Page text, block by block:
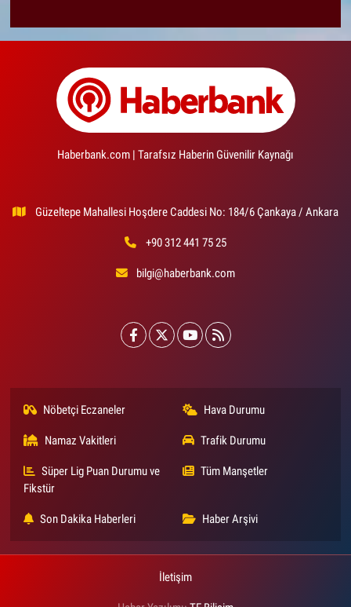
Haberbank.com | Tarafsız Haberin Güvenilir Kaynağı
Güzeltepe Mahallesi Hoşdere Caddesi No: 184/6 Çankaya / Ankara
+90 312 441 75 25
bilgi@haberbank.com
Nöbetçi Eczaneler Hava Durumu
Namaz Vakitleri Trafik Durumu
Süper Lig Puan Durumu ve
Fikstür
Tüm Manşetler
Son Dakika Haberleri Haber Arşivi
İletişim